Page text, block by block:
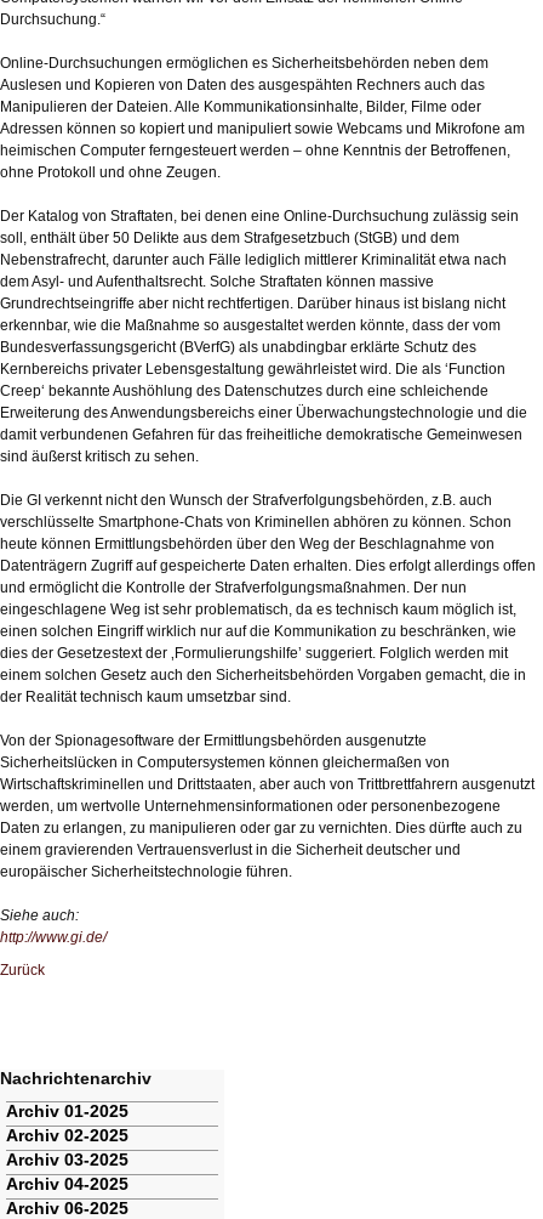
Durchsuchung.“
Online-Durchsuchungen ermöglichen es Sicherheitsbehörden neben dem
Auslesen und Kopieren von Daten des ausgespähten Rechners auch das
Manipulieren der Dateien. Alle Kommunikationsinhalte, Bilder, Filme oder
Adressen können so kopiert und manipuliert sowie Webcams und Mikrofone am
heimischen Computer ferngesteuert werden – ohne Kenntnis der Betroffenen,
ohne Protokoll und ohne Zeugen.
Der Katalog von Straftaten, bei denen eine Online-Durchsuchung zulässig sein
soll, enthält über 50 Delikte aus dem Strafgesetzbuch (StGB) und dem
Nebenstrafrecht, darunter auch Fälle lediglich mittlerer Kriminalität etwa nach
dem Asyl- und Aufenthaltsrecht. Solche Straftaten können massive
Grundrechtseingriffe aber nicht rechtfertigen. Darüber hinaus ist bislang nicht
erkennbar, wie die Maßnahme so ausgestaltet werden könnte, dass der vom
Bundesverfassungsgericht (BVerfG) als unabdingbar erklärte Schutz des
Kernbereichs privater Lebensgestaltung gewährleistet wird. Die als ‘Function
Creep‘ bekannte Aushöhlung des Datenschutzes durch eine schleichende
Erweiterung des Anwendungsbereichs einer Überwachungstechnologie und die
damit verbundenen Gefahren für das freiheitliche demokratische Gemeinwesen
sind äußerst kritisch zu sehen.
Die GI verkennt nicht den Wunsch der Strafverfolgungsbehörden, z.B. auch
verschlüsselte Smartphone-Chats von Kriminellen abhören zu können. Schon
heute können Ermittlungsbehörden über den Weg der Beschlagnahme von
Datenträgern Zugriff auf gespeicherte Daten erhalten. Dies erfolgt allerdings offen
und ermöglicht die Kontrolle der Strafverfolgungsmaßnahmen. Der nun
eingeschlagene Weg ist sehr problematisch, da es technisch kaum möglich ist,
einen solchen Eingriff wirklich nur auf die Kommunikation zu beschränken, wie
dies der Gesetzestext der ‚Formulierungshilfe’ suggeriert. Folglich werden mit
einem solchen Gesetz auch den Sicherheitsbehörden Vorgaben gemacht, die in
der Realität technisch kaum umsetzbar sind.
Von der Spionagesoftware der Ermittlungsbehörden ausgenutzte
Sicherheitslücken in Computersystemen können gleichermaßen von
Wirtschaftskriminellen und Drittstaaten, aber auch von Trittbrettfahrern ausgenutzt
werden, um wertvolle Unternehmensinformationen oder personenbezogene
Daten zu erlangen, zu manipulieren oder gar zu vernichten. Dies dürfte auch zu
einem gravierenden Vertrauensverlust in die Sicherheit deutscher und
europäischer Sicherheitstechnologie führen.
Siehe auch:
http://www.gi.de/
Zurück
Nachrichtenarchiv
Navigation
überspringen
Archiv 01-2025
Archiv 02-2025
Archiv 03-2025
Archiv 04-2025
Archiv 06-2025